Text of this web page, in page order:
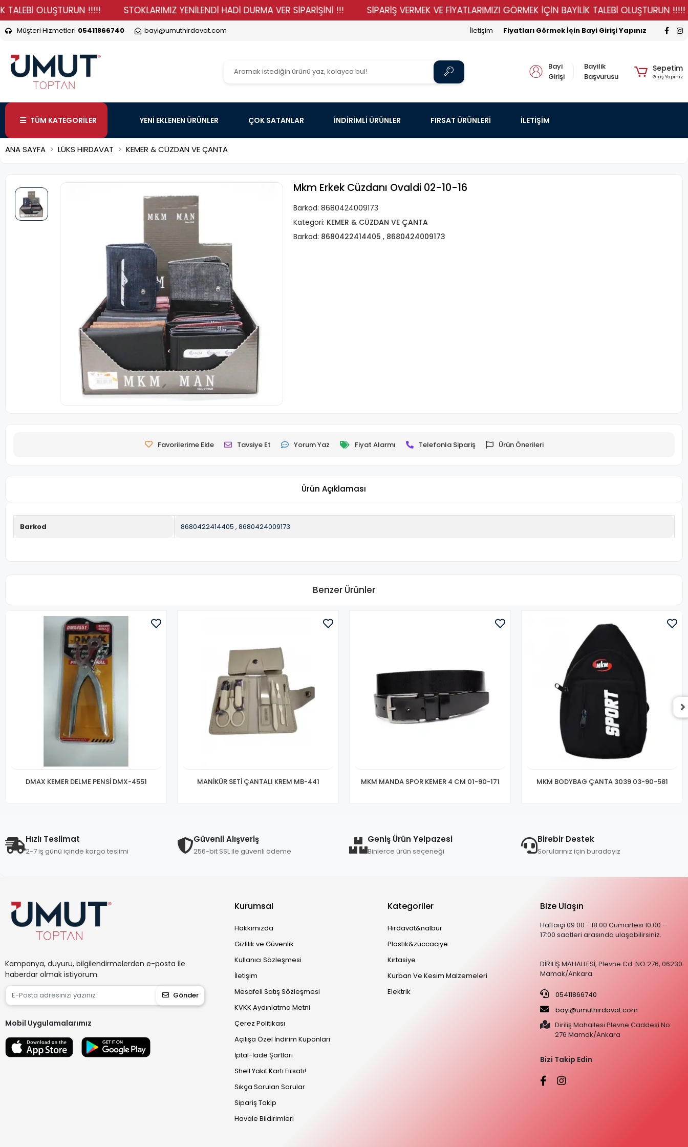
OLUŞTURUN !!!!! STOKLARIMIZ YENİLENDİ HADİ DURMA VER SİPARİŞİNİ !!! SİPARİŞ VERMEK VE FİYATLARIMIZI GÖRMEK İÇİN BAYİLİK TALEBİ OLUŞTURUN !!!!!
Müşteri Hizmetleri 05411866740 bayi@umuthirdavat.com Fiyatları Görmek İçin Bayi Girişi Yapınız
İletişim
Bayi
Girişi
Bayilik
Başvurusu
Sepetim
Giriş Yapınız
TÜM KATEGORİLER YENİ EKLENEN ÜRÜNLER ÇOK SATANLAR İNDİRİMLİ ÜRÜNLER FIRSAT ÜRÜNLERİ İLETİŞİM
ANA SAYFA LÜKS HIRDAVAT KEMER & CÜZDAN VE ÇANTA
Mkm Erkek Cüzdanı Ovaldi 02-10-16
Barkod: 8680424009173
Kategori: KEMER & CÜZDAN VE ÇANTA
Barkod: 8680422414405 , 8680424009173
Favorilerime Ekle Tavsiye Et Yorum Yaz Fiyat Alarmı Telefonla Sipariş Ürün Önerileri
Ürün Açıklaması
Barkod 8680422414405 , 8680424009173
Benzer Ürünler
DMAX KEMER DELME PENSİ DMX-4551 MANİKÜR SETİ ÇANTALI KREM MB-441 MKM MANDA SPOR KEMER 4 CM 01-90-171 MKM BODYBAG ÇANTA 3039 03-90-581
Hızlı Teslimat
2-7 iş günü içinde kargo teslimi
Güvenli Alışveriş
256-bit SSL ile güvenli ödeme
Geniş Ürün Yelpazesi
Binlerce ürün seçeneği
Birebir Destek
Sorularınız için buradayız
Kampanya, duyuru, bilgilendirmelerden e-posta ile
haberdar olmak istiyorum.
Gönder
Mobil Uygulamalarımız
Kurumsal
Hakkımızda
Gizlilik ve Güvenlik
Kullanıcı Sözleşmesi
İletişim
Mesafeli Satış Sözleşmesi
KVKK Aydınlatma Metni
Çerez Politikası
Açılışa Özel İndirim Kuponları
İptal-İade Şartları
Shell Yakıt Kartı Fırsatı!
Sıkça Sorulan Sorular
Sipariş Takip
Havale Bildirimleri
Kategoriler
Hırdavat&nalbur
Plastik&züccaciye
Kırtasiye
Kurban Ve Kesim Malzemeleri
Elektrik
Bize Ulaşın
Haftaiçi 09:00 - 18:00 Cumartesi 10:00 -
17:00 saatleri arasında ulaşabilirsiniz.
DİRİLİŞ MAHALLESİ, Plevne Cd. NO:276, 06230
Mamak/Ankara
05411866740
bayi@umuthirdavat.com
Diriliş Mahallesi Plevne Caddesi No:
276 Mamak/Ankara
Bizi Takip Edin